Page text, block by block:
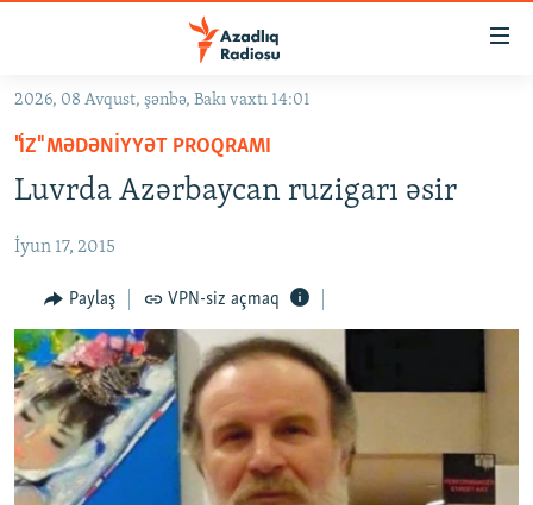
Əsas
qayıt
Əsas
qayıt
GÜNDƏM
#İZAHLA
#ƏSLINDƏ
FƏRQƏ BAX
QANUNI DOĞRU
ARAŞDIRMA
MULTIMEDIA
VIDEO
RADIO ARXIV
2026, 08 Avqust, şənbə, Bakı vaxtı 14:01
"İZ" MƏDƏNIYYƏT PROQRAMI
Luvrda Azərbaycan ruzigarı əsir
İyun 17, 2015
Paylaş VPN-siz açmaq